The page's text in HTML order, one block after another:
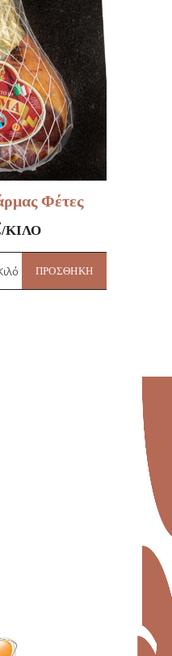
Φέτες
/ΚΙΛΌ
ΠΡΟΣΘΉΚΗ